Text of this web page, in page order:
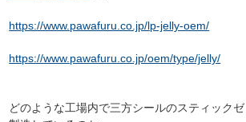
https://www.pawafuru.co.jp/lp-jelly-oem/
https://www.pawafuru.co.jp/oem/type/jelly/
どのような工場内で三方シールのスティック